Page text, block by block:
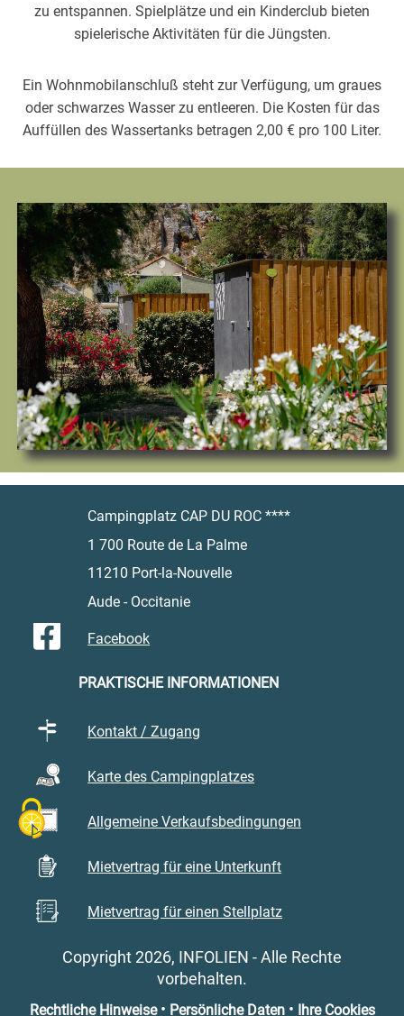
zu entspannen. Spielplätze und ein Kinderclub bieten
spielerische Aktivitäten für die Jüngsten.
Ein Wohnmobilanschluß steht zur Verfügung, um graues
oder schwarzes Wasser zu entleeren. Die Kosten für das
Auffüllen des Wassertanks betragen 2,00 € pro 100 Liter.
Campingplatz CAP DU ROC ****
1 700 Route de La Palme
11210 Port-la-Nouvelle
Aude - Occitanie
Facebook
PRAKTISCHE INFORMATIONEN
Kontakt / Zugang
Karte des Campingplatzes
Allgemeine Verkaufsbedingungen
Mietvertrag für eine Unterkunft
Mietvertrag für einen Stellplatz
Copyright 2026, INFOLIEN - Alle Rechte
vorbehalten.
Rechtliche Hinweise• Persönliche Daten • Ihre Cookies